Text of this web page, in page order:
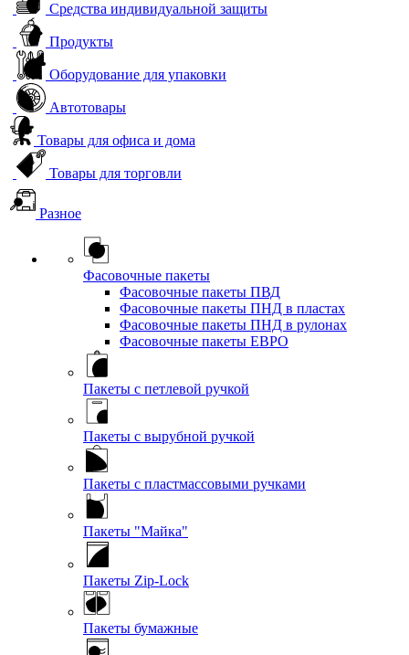
Средства индивидуальной защиты
Продукты
Оборудование для упаковки
Автотовары
Товары для офиса и дома
Товары для торговли
Разное
Фасовочные пакеты
Фасовочные пакеты ПВД
Фасовочные пакеты ПНД в пластах
Фасовочные пакеты ПНД в рулонах
Фасовочные пакеты ЕВРО
Пакеты с петлевой ручкой
Пакеты с вырубной ручкой
Пакеты с пластмассовыми ручками
Пакеты "Майка"
Пакеты Zip-Lock
Пакеты бумажные